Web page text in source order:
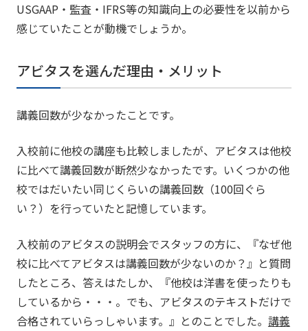
USGAAP・監査・IFRS等の知識向上の必要性を以前から
感じていたことが動機でしょうか。
アビタスを選んだ理由・メリット
講義回数が少なかったことです。
入校前に他校の講座も比較しましたが、アビタスは他校
に比べて講義回数が断然少なかったです。いくつかの他
校ではだいたい同じくらいの講義回数（100回ぐら
い？）を行っていたと記憶しています。
入校前のアビタスの説明会でスタッフの方に、『なぜ他
校に比べてアビタスは講義回数が少ないのか？』と質問
したところ、答えはたしか、『他校は洋書を使ったりも
しているから・・・。でも、アビタスのテキストだけで
合格されていらっしゃいます。』とのことでした。 講義